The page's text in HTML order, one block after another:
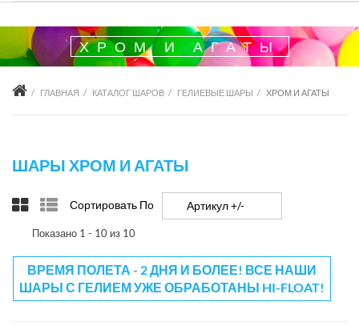
ХРОМ И АГАТЫ
ГЛАВНАЯ КАТАЛОГ ШАРОВ ГЕЛИЕВЫЕ ШАРЫ ХРОМ И АГАТЫ
ШАРЫ ХРОМ И АГАТЫ
Сортировать По Артикул +/-
Показано 1 - 10 из 10
ВРЕМЯ ПОЛЕТА - 2 ДНЯ И БОЛЕЕ! ВСЕ НАШИ
ШАРЫ С ГЕЛИЕМ УЖЕ ОБРАБОТАНЫ HI-FLOAT!